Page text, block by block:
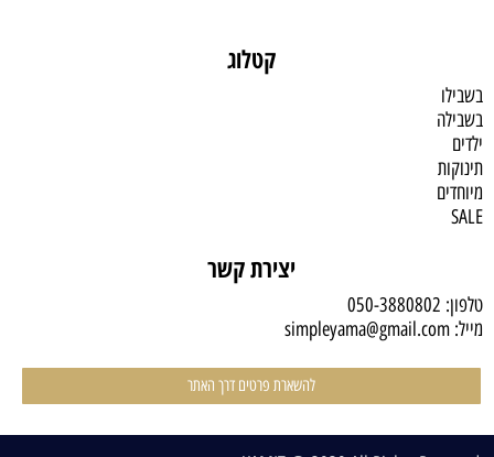
קטלוג
בשבילו
בשבילה
ילדים
תינוקות
מיוחדים
SALE
יצירת קשר
טלפון: 050-3880802
מייל: simpleyama@gmail.com
להשארת פרטים דרך האתר